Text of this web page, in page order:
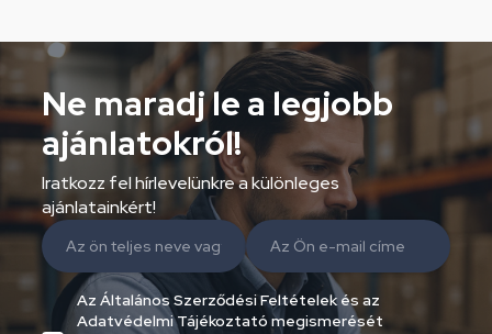
Ne maradj le a legjobb
ajánlatokról!
Iratkozz fel hírlevelünkre a különleges
ajánlatainkért!
Az Általános Szerződési Feltételek és az
Adatvédelmi Tájékoztató megismerését